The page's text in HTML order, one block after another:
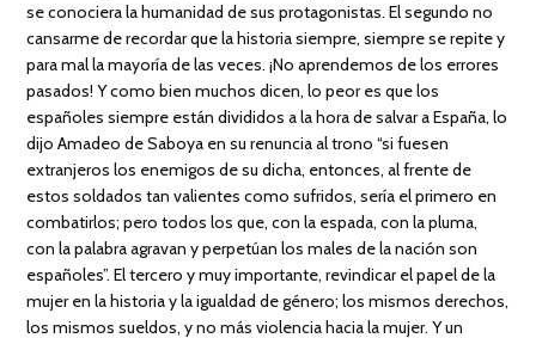
se conociera la humanidad de sus protagonistas. El segundo no
cansarme de recordar que la historia siempre, siempre se repite y
para mal la mayoría de las veces. ¡No aprendemos de los errores
pasados! Y como bien muchos dicen, lo peor es que los
españoles siempre están divididos a la hora de salvar a España, lo
dijo Amadeo de Saboya en su renuncia al trono “si fuesen
extranjeros los enemigos de su dicha, entonces, al frente de
estos soldados tan valientes como sufridos, sería el primero en
combatirlos; pero todos los que, con la espada, con la pluma,
con la palabra agravan y perpetúan los males de la nación son
españoles”. El tercero y muy importante, revindicar el papel de la
mujer en la historia y la igualdad de género; los mismos derechos,
los mismos sueldos, y no más violencia hacia la mujer. Y un